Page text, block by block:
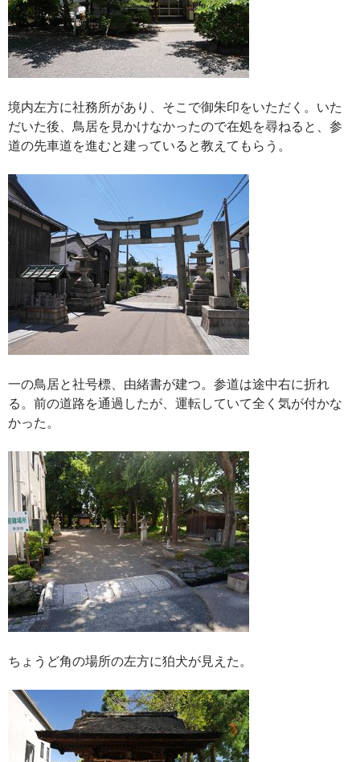
境内左方に社務所があり、そこで御朱印をいただく。いた
だいた後、鳥居を見かけなかったので在処を尋ねると、参
道の先車道を進むと建っていると教えてもらう。
一の鳥居と社号標、由緒書が建つ。参道は途中右に折れ
る。前の道路を通過したが、運転していて全く気が付かな
かった。
ちょうど角の場所の左方に狛犬が見えた。